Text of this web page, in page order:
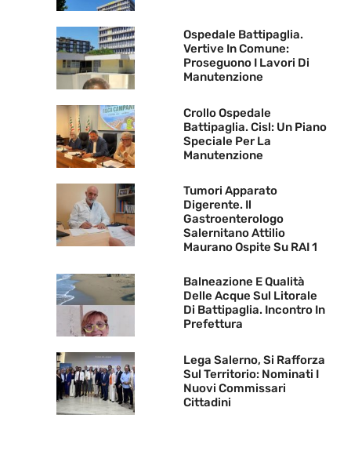
Ospedale Battipaglia.
Vertive In Comune:
Proseguono I Lavori Di
Manutenzione
Crollo Ospedale
Battipaglia. Cisl: Un Piano
Speciale Per La
Manutenzione
Tumori Apparato
Digerente. Il
Gastroenterologo
Salernitano Attilio
Maurano Ospite Su RAI 1
Balneazione E Qualità
Delle Acque Sul Litorale
Di Battipaglia. Incontro In
Prefettura
Lega Salerno, Si Rafforza
Sul Territorio: Nominati I
Nuovi Commissari
Cittadini